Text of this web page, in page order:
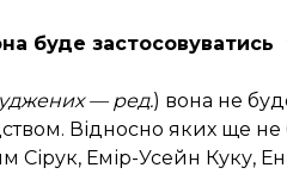
буде застосовуватись
— ред.) вона не
Відносно яких ще не
Сірук, Емір-Усейн Куку,